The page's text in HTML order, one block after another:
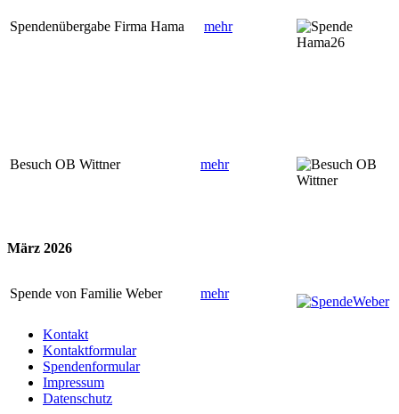
Spendenübergabe Firma Hama mehr
Besuch OB Wittner mehr
März 2026
Spende von Familie Weber mehr
Kontakt
Kontaktformular
Spendenformular
Impressum
Datenschutz